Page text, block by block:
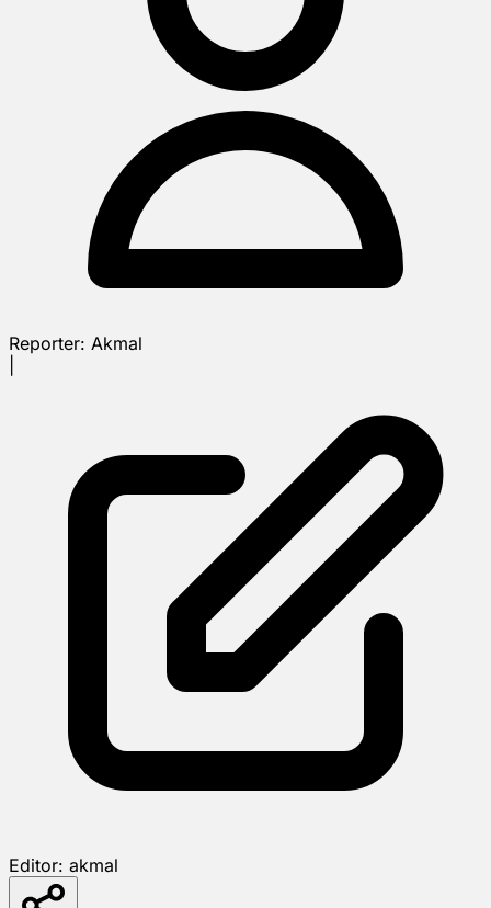
Reporter: Akmal
Editor: akmal